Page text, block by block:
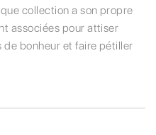
collection a son propre
associées pour attiser
bonheur et faire pétiller